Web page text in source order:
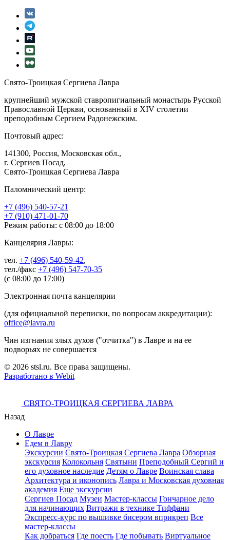
Свято-Троицкая Сергиева Лавра
крупнейший мужской ставропигиальный монастырь Русской
Православной Церкви, основанный в XIV столетии
преподобным Сергием Радонежским.
Почтовый адрес:
141300, Россия, Московская обл.,
г. Сергиев Посад,
Свято-Троицкая Сергиева Лавра
Паломнический центр:
+7 (496) 540-57-21
+7 (910) 471-01-70
Режим работы: с 08:00 до 18:00
Канцелярия Лавры:
тел. +7 (496) 540-59-42,
тел./факс +7 (496) 547-70-35
(с 08:00 до 17:00)
Электронная почта канцелярии
(для официальной переписки, по вопросам аккредитации):
office@lavra.ru
Чин изгнания злых духов ("отчитка") в Лавре и на ее
подворьях не совершается
© 2026 stsl.ru. Все права защищены.
Разработано в Webit
СВЯТО-ТРОИЦКАЯ СЕРГИЕВА ЛАВРА
Назад
О Лавре
Едем в Лавру
Экскурсии Свято-Троицкая Сергиева Лавра Обзорная
экскурсия Колокольня Святыни Преподобный Сергий и
его духовное наследие Детям о Лавре Воинская слава
Архитектура и иконопись Лавра и Московская духовная
академия Еще экскурсии
Сергиев Посад Музеи Мастер-классы Гончарное дело
для начинающих Витражи в технике Тиффани
Экспресс-курс по вышивке бисером вприкреп Все
мастер-классы
Как добраться Где поесть Где побывать Виртуальное